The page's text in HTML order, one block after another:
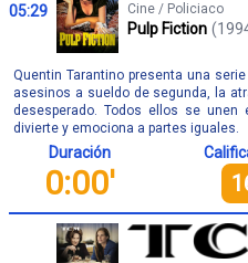
05:29 Cine / Policiaco
Pulp Fiction
Quentin Tarantino presenta una
asesinos a sueldo de segunda, la
desesperado. Todos ellos se
divierte y emociona a partes iguales.
Duración
0:00'